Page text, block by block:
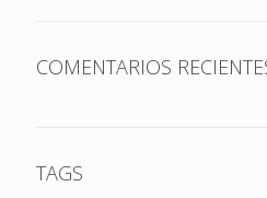
COMENTARIOS
TAGS